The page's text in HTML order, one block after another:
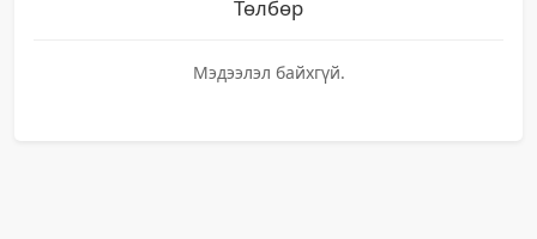
Төлбөр
Мэдээлэл байхгүй.